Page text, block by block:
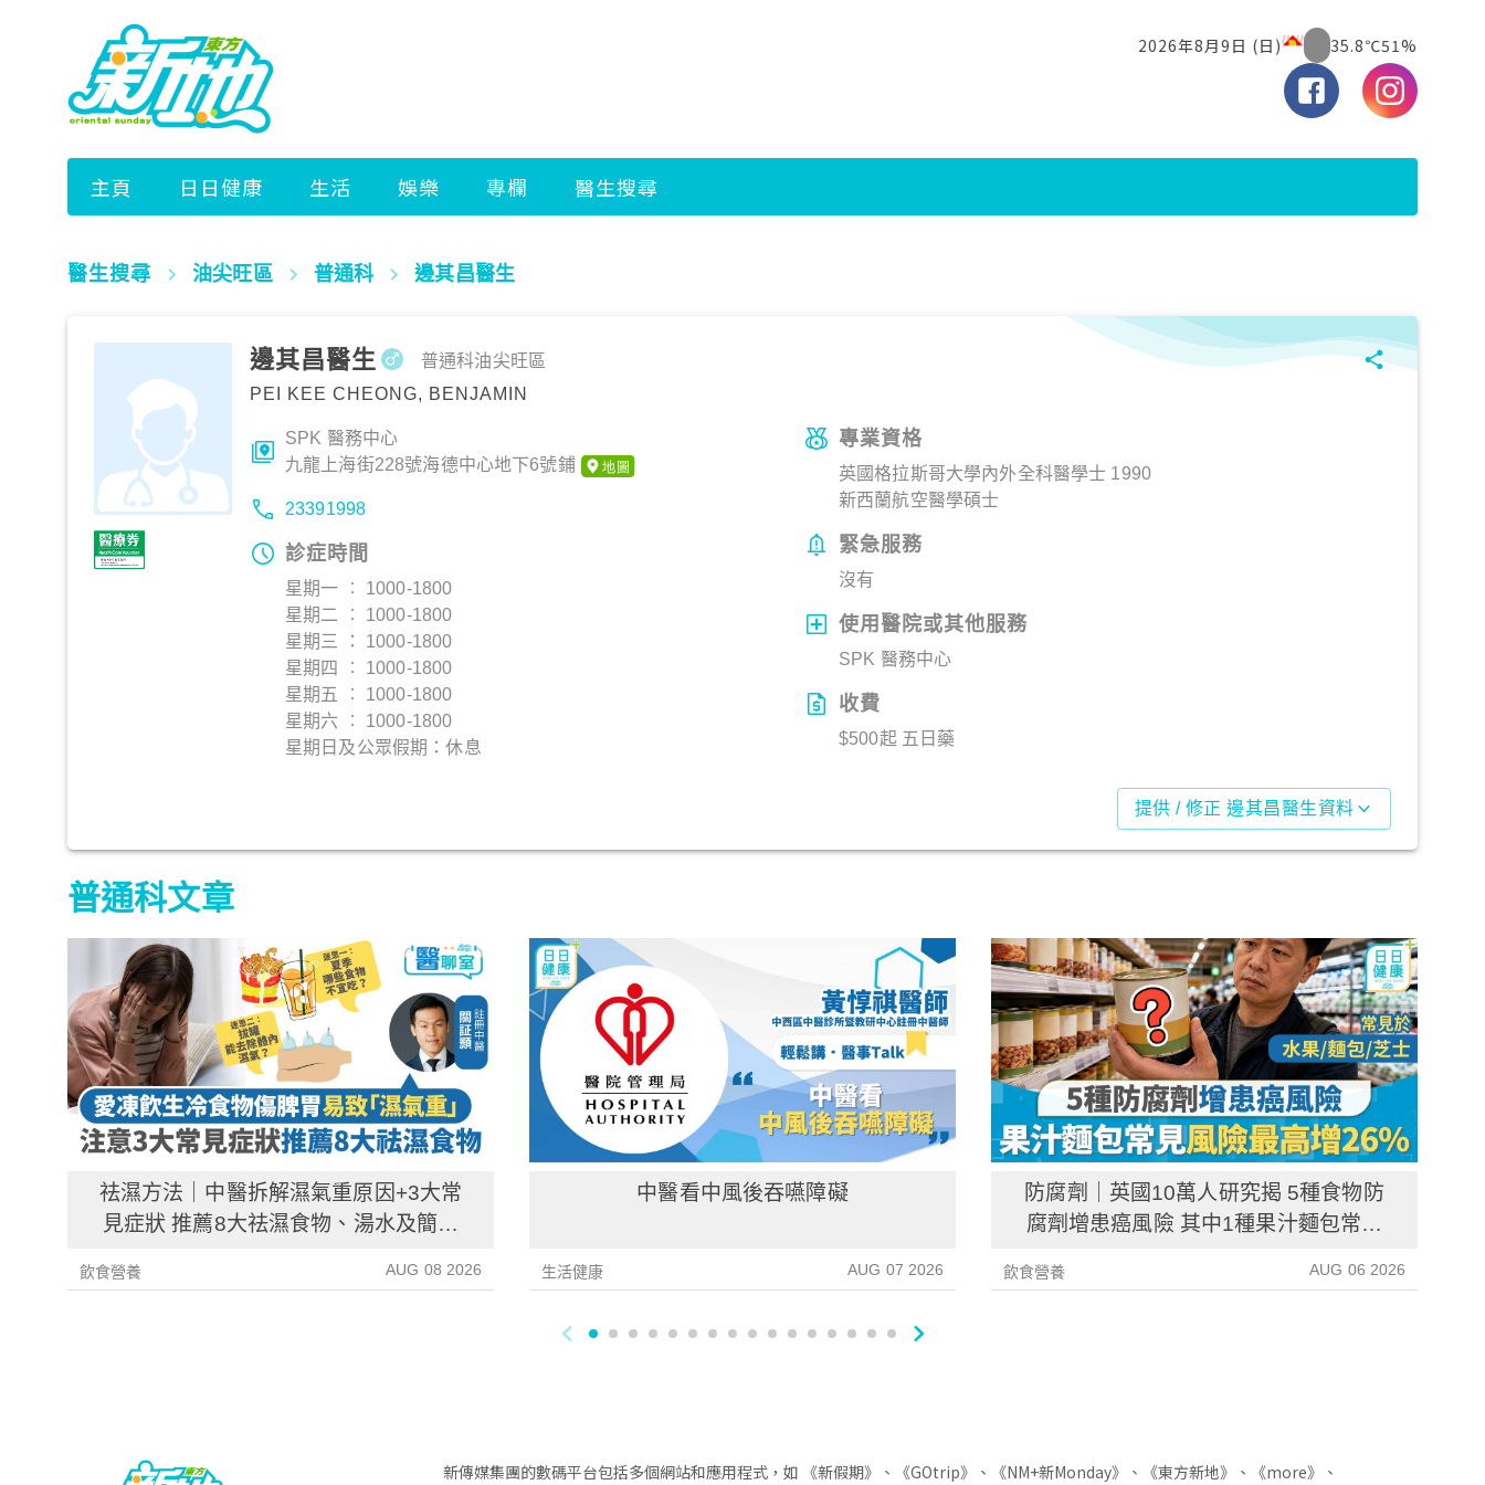
醫生搜尋 油尖旺區 普通科 邊其昌醫生
邊其昌醫生
PEI KEE CHEONG, BENJAMIN
普通科油尖旺區
SPK 醫務中心
九龍上海街228號海德中心地下6號鋪
23391998
診症時間
星期一 ︰ 1000-1800
星期二 ︰ 1000-1800
星期三 ： 1000-1800
星期四 ︰ 1000-1800
星期五 ︰ 1000-1800
星期六 ︰ 1000-1800
星期日及公眾假期：休息
專業資格
英國格拉斯哥大學內外全科醫學士 1990
新西蘭航空醫學碩士
緊急服務
沒有
使用醫院或其他服務
SPK 醫務中心
收費
$500起 五日藥
提供 / 修正 邊其昌醫生資料
普通科文章
祛濕方法｜中醫拆解濕氣重原因+3大常
見症狀 推薦8大祛濕食物、湯水及簡單
飲食營養 AUG 08 2026
中醫看中風後吞嚥障礙
生活健康 AUG 07 2026
防腐劑｜英國10萬人研究揭 5種食物防
腐劑增患癌風險 其中1種果汁麵包常見
飲食營養 AUG 06 2026